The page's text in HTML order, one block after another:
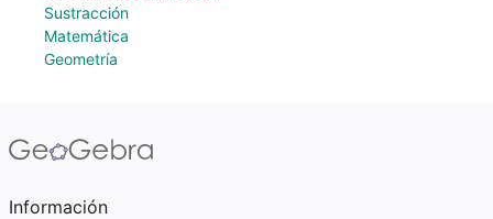
Sustracción
Matemática
Geometría
Información